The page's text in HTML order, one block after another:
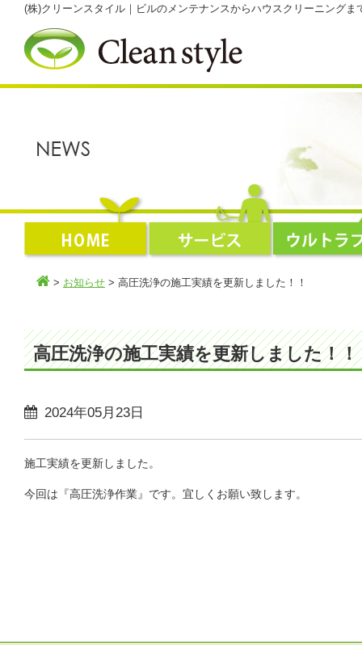
(株)クリーンスタイル｜ビルのメンテナンスからハウスクリーニング
> お知らせ > 高圧洗浄の施工実績を更新しました！！
高圧洗浄の施工実績を更新しました！！
2024年05月23日
施工実績を更新しました。
今回は『高圧洗浄作業』です。宜しくお願い致します。